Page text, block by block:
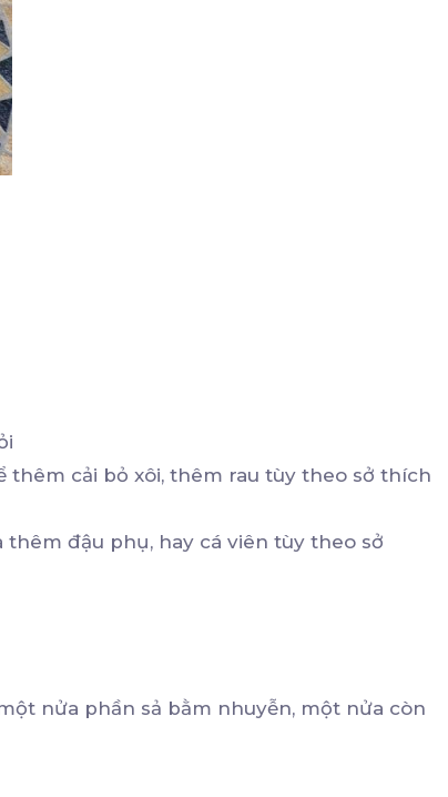
thêm cải bỏ xôi, thêm rau tùy theo sở thích
đậu phụ, hay cá viên tùy theo sở
nửa phần sả bằm nhuyễn, một nửa còn